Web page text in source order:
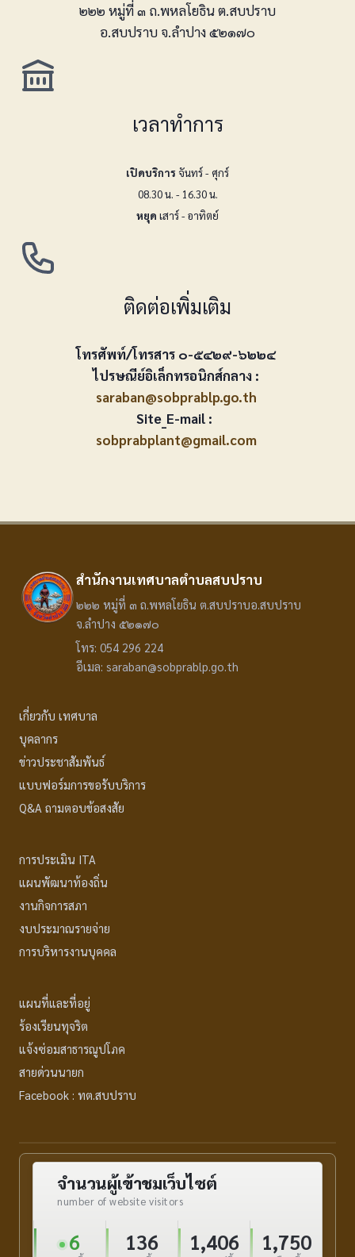
๒๒๒ หมู่ที่ ๓ ถ.พหลโยธิน ต.สบปราบ
อ.สบปราบ จ.ลำปาง ๕๒๑๗๐
เวลาทำการ
เปิดบริการ จันทร์ - ศุกร์
08.30 น. - 16.30 น.
หยุด เสาร์ - อาทิตย์
ติดต่อเพิ่มเติม
โทรศัพท์/โทรสาร ๐-๕๔๒๙-๖๒๒๔
ไปรษณีย์อิเล็กทรอนิกส์กลาง :
saraban@sobprablp.go.th
Site_E-mail :
sobprabplant@gmail.com
สำนักงานเทศบาลตำบลสบปราบ
๒๒๒ หมู่ที่ ๓ ถ.พหลโยธิน ต.สบปราบอ.สบปราบ
จ.ลำปาง ๕๒๑๗๐
โทร: 054 296 224
อีเมล: saraban@sobprablp.go.th
เกี่ยวกับ เทศบาล
บุคลากร
ข่าวประชาสัมพันธ์
แบบฟอร์มการขอรับบริการ
Q&A ถามตอบข้อสงสัย
การประเมิน ITA
แผนพัฒนาท้องถิ่น
งานกิจการสภา
งบประมาณรายจ่าย
การบริหารงานบุคคล
แผนที่และที่อยู่
ร้องเรียนทุจริต
แจ้งซ่อมสาธารณูปโภค
สายด่วนนายก
Facebook : ทต.สบปราบ
จำนวนผู้เข้าชมเว็บไซต์
number of website visitors
6 136 1,406 1,750